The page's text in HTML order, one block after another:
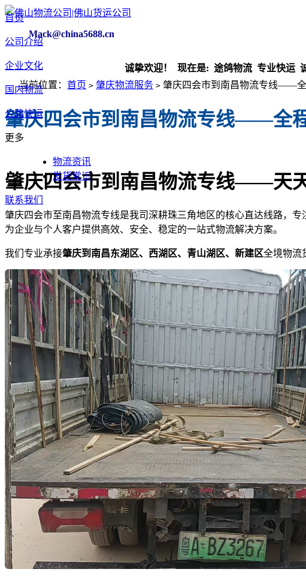
Mack@china5688.cn
诚挚欢迎！ 现在是: 途鸽物流 专业快运 诚实守
首页
公司介绍
企业文化
国内物流
公路快运
更多
物流资讯
发货常识
联系我们
当前位置： 首页 > 肇庆物流服务 > 肇庆四会市到南昌物流专线——
肇庆四会市到南昌物流专线——全
肇庆四会市到南昌物流专线——天
肇庆四会市至南昌物流专线是我司深耕珠三角地区的核心直达线路，
为企业与个人客户提供高效、安全、稳定的一站式物流解决方案。
我们专业承接肇庆到南昌东湖区、西湖区、青山湖区、新建区全境物流